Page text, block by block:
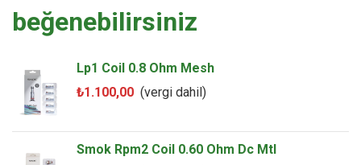
beğenebilirsiniz
Lp1 Coil 0.8 Ohm Mesh
₺1.100,00 (vergi dahil)
Smok Rpm2 Coil 0.60 Ohm Dc Mtl